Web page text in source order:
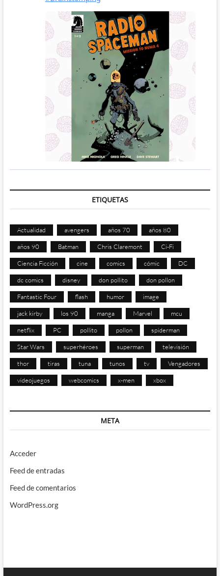
ETIQUETAS
Actualidad avengers años 70 años 80
años 90 Batman Chris Claremont Ci-Fi
Ciencia Ficción cine comics cómic DC
dc comics disney don pollito don pollon
Fantastic Four flash humor image
jack kirby los 90 manga Marvel mcu
netflix PC pollito pollon spiderman
Star Wars superhéroes superman televisión
thor tiras tuna tunos tv Vengadores
videojuegos webcomics x-men xbox
META
Acceder
Feed de entradas
Feed de comentarios
WordPress.org